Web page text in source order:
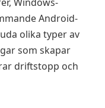
Android-
olika typer av
som skapar
driftstopp och